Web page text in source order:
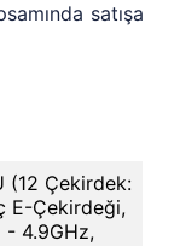
satışa
(12 Çekirdek:
E-Çekirdeği,
- 4.9GHz,